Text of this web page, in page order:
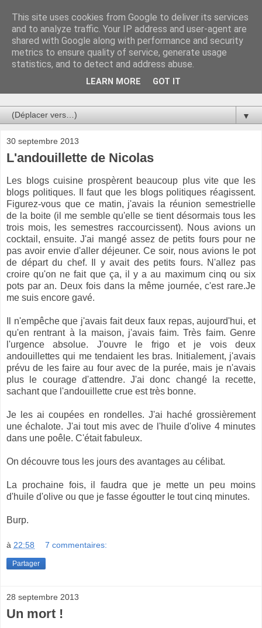
Au bistro !
La connerie étant le seul chemin susceptible de nous faire
entrevoir une parcelle de vérité, utilisons la par des moyens
de communication efficaces. Le temps qu'on remplisse nos
▼
30 septembre 2013
L'andouillette de Nicolas
Les blogs cuisine prospèrent beaucoup plus vite que les
blogs politiques. Il faut que les blogs politiques réagissent.
Figurez-vous que ce matin, j'avais la réunion semestrielle
de la boite (il me semble qu'elle se tient désormais tous les
trois mois, les semestres raccourcissent). Nous avions un
cocktail, ensuite. J'ai mangé assez de petits fours pour ne
pas avoir envie d'aller déjeuner. Ce soir, nous avions le pot
de départ du chef. Il y avait des petits fours. N'allez pas
croire qu'on ne fait que ça, il y a au maximum cinq ou six
pots par an. Deux fois dans la même journée, c'est rare.Je
me suis encore gavé.
Il n'empêche que j'avais fait deux faux repas, aujourd'hui, et
qu'en rentrant à la maison, j'avais faim. Très faim. Genre
l'urgence absolue. J'ouvre le frigo et je vois deux
andouillettes qui me tendaient les bras. Initialement, j'avais
prévu de les faire au four avec de la purée, mais je n'avais
plus le courage d'attendre. J'ai donc changé la recette,
sachant que l'andouillette crue est très bonne.
Je les ai coupées en rondelles. J'ai haché grossièrement
une échalote. J'ai tout mis avec de l'huile d'olive 4 minutes
dans une poêle. C'était fabuleux.
On découvre tous les jours des avantages au célibat.
La prochaine fois, il faudra que je mette un peu moins
d'huile d'olive ou que je fasse égoutter le tout cinq minutes.
Burp.
à 22:58 7 commentaires:
Partager
28 septembre 2013
Un mort !
This site uses cookies from Google to deliver its services
and to analyze traffic. Your IP address and user-agent are
shared with Google along with performance and security
metrics to ensure quality of service, generate usage
statistics, and to detect and address abuse.
LEARN MORE GOT IT